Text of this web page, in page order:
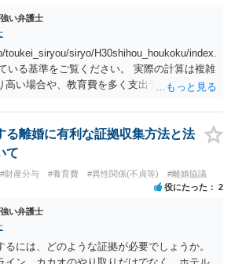
い弁護士
siryo/H30shihou_houkoku/index.
いる基準をご覧ください。 実際の計算は複雑
高い場合や、教育費を多く支出予定される場
ように簡易な相場観を知るためにはこちらで
る離婚に有利な証拠収集方法と法
て
#財産分与 #養育費 #異性関係(不貞等) #離婚協議
役にたった 2
い弁護士
るには、どのような証拠が必要でしょうか。
イン、カカオのやり取りだけでなく、ホテル